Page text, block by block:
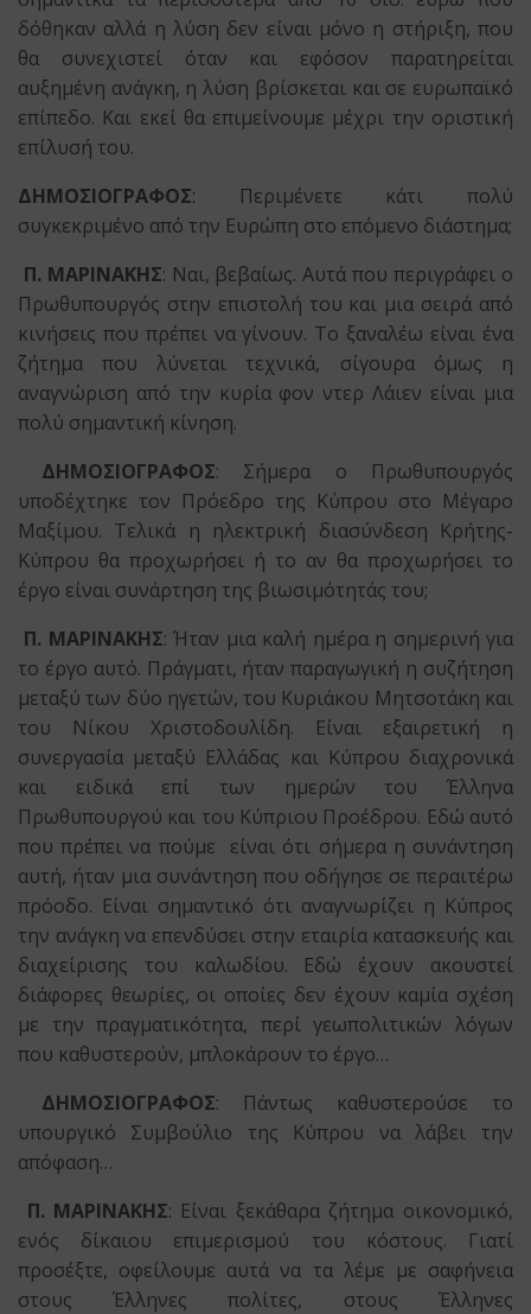
δόθηκαν αλλά η λύση δεν είναι μόνο η στήριξη, που
θα συνεχιστεί όταν και εφόσον παρατηρείται
αυξημένη ανάγκη, η λύση βρίσκεται και σε ευρωπαϊκό
επίπεδο. Και εκεί θα επιμείνουμε μέχρι την οριστική
επίλυσή του.
ΔΗΜΟΣΙΟΓΡΑΦΟΣ: Περιμένετε κάτι πολύ
συγκεκριμένο από την Ευρώπη στο επόμενο διάστημα;
Π. ΜΑΡΙΝΑΚΗΣ: Ναι, βεβαίως. Αυτά που περιγράφει ο
Πρωθυπουργός στην επιστολή του και μια σειρά από
κινήσεις που πρέπει να γίνουν. Το ξαναλέω είναι ένα
ζήτημα που λύνεται τεχνικά, σίγουρα όμως η
αναγνώριση από την κυρία φον ντερ Λάιεν είναι μια
πολύ σημαντική κίνηση.
ΔΗΜΟΣΙΟΓΡΑΦΟΣ: Σήμερα ο Πρωθυπουργός
υποδέχτηκε τον Πρόεδρο της Κύπρου στο Μέγαρο
Μαξίμου. Τελικά η ηλεκτρική διασύνδεση Κρήτης-
Κύπρου θα προχωρήσει ή το αν θα προχωρήσει το
έργο είναι συνάρτηση της βιωσιμότητάς του;
Π. ΜΑΡΙΝΑΚΗΣ: Ήταν μια καλή ημέρα η σημερινή για
το έργο αυτό. Πράγματι, ήταν παραγωγική η συζήτηση
μεταξύ των δύο ηγετών, του Κυριάκου Μητσοτάκη και
του Νίκου Χριστοδουλίδη. Είναι εξαιρετική η
συνεργασία μεταξύ Ελλάδας και Κύπρου διαχρονικά
και ειδικά επί των ημερών του Έλληνα
Πρωθυπουργού και του Κύπριου Προέδρου. Εδώ αυτό
που πρέπει να πούμε είναι ότι σήμερα η συνάντηση
αυτή, ήταν μια συνάντηση που οδήγησε σε περαιτέρω
πρόοδο. Είναι σημαντικό ότι αναγνωρίζει η Κύπρος
την ανάγκη να επενδύσει στην εταιρία κατασκευής και
διαχείρισης του καλωδίου. Εδώ έχουν ακουστεί
διάφορες θεωρίες, οι οποίες δεν έχουν καμία σχέση
με την πραγματικότητα, περί γεωπολιτικών λόγων
που καθυστερούν, μπλοκάρουν το έργο…
ΔΗΜΟΣΙΟΓΡΑΦΟΣ: Πάντως καθυστερούσε το
υπουργικό Συμβούλιο της Κύπρου να λάβει την
απόφαση…
Π. ΜΑΡΙΝΑΚΗΣ: Είναι ξεκάθαρα ζήτημα οικονομικό,
ενός δίκαιου επιμερισμού του κόστους. Γιατί
προσέξτε, οφείλουμε αυτά να τα λέμε με σαφήνεια
στους Έλληνες πολίτες, στους Έλληνες